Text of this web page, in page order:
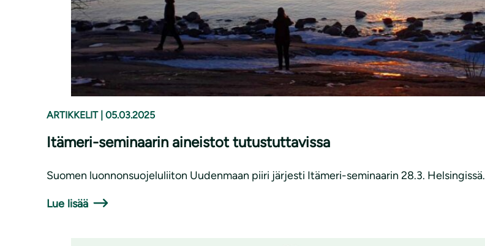
ARTIKKELIT 05.03.2025
Itämeri-seminaarin aineistot tutustuttavissa
Suomen luonnonsuojeluliiton Uudenmaan piiri järjesti Itämeri-seminaarin 28.3. Helsingissä.
Lue lisää